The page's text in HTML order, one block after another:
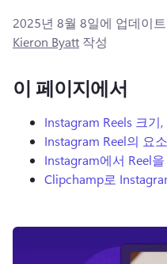
무료 체험하기
2025년 8월 8일에 업데이트
Kieron Byatt 작성
이 페이지에서
Instagram Reels 크기
Instagram Reel의 요소
Instagram에서 Reel
Clipchamp로